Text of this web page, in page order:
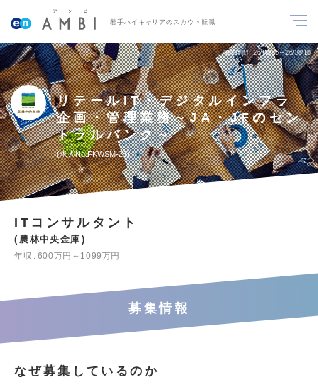
若手ハイキャリアのスカウト転職
掲載期間 26/08/05～26/08/18
リテールIT・デジタルインフラ
企画・管理業務～JA・JFのセン
トラルバンク～
求人No.FKWSM-25
ITコンサルタント
農林中央金庫
年収 600万円～1099万円
募集情報
なぜ募集しているのか